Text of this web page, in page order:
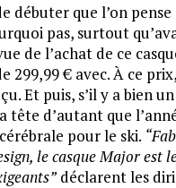
débuter que l’on
pas, surtout
de l’achat de ce
299,99 € avec. À ce
Et puis, s’il y a bien
tête d’autant que
pour le ski.
le casque Major est
déclarent les